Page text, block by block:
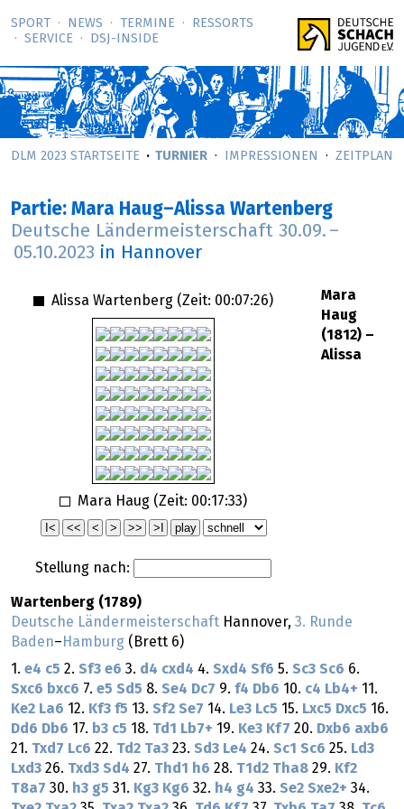
SPORT NEWS TERMINE
RESSORTS
SERVICE
DSJ-­INSIDE
DLM 2023 STARTSEITE TURNIER IMPRESSIONEN ZEITPLAN
Partie: Mara Haug–Alissa Wartenberg
Deutsche Ländermeisterschaft 30.09. –
05.10.2023 in Hannover
Alissa Wartenberg (Zeit: 00:07:26)
Mara Haug (Zeit: 00:17:33)
Stellung nach:
Mara
Haug
(1812) –
Alissa
Wartenberg (1789)
Deutsche Ländermeisterschaft Hannover, 3. Runde
Baden– Hamburg (Brett 6)
1. e4 c5 2. Sf3 e6 3. d4 cxd4 4. Sxd4 Sf6 5. Sc3 Sc6 6.
Sxc6 bxc6 7. e5 Sd5 8. Se4 Dc7 9. f4 Db6 10. c4 Lb4+ 11.
Ke2 La6 12. Kf3 f5 13. Sf2 Se7 14. Le3 Lc5 15. Lxc5 Dxc5 16.
Dd6 Db6 17. b3 c5 18. Td1 Lb7+ 19. Ke3 Kf7 20. Dxb6 axb6
21. Txd7 Lc6 22. Td2 Ta3 23. Sd3 Le4 24. Sc1 Sc6 25. Ld3
Lxd3 26. Txd3 Sd4 27. Thd1 h6 28. T1d2 Tha8 29. Kf2
T8a7 30. h3 g5 31. Kg3 Kg6 32. h4 g4 33. Se2 Sxe2+ 34.